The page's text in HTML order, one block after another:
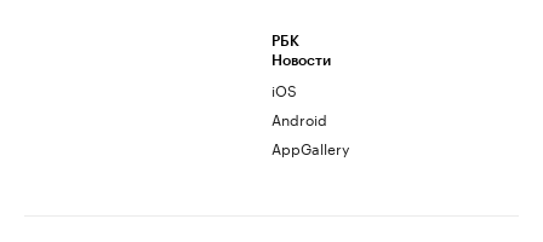
РБК
Новости
iOS
Android
AppGallery